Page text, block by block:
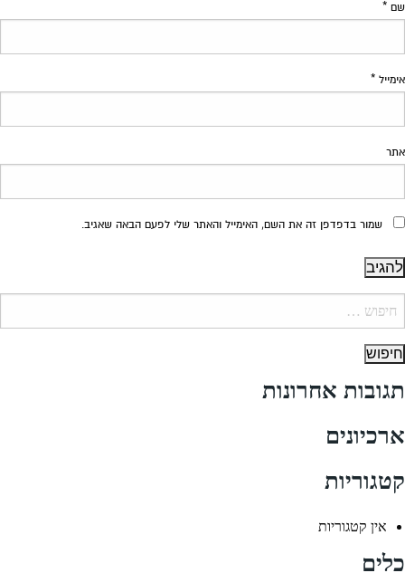
שם *
אימייל *
אתר
שמור בדפדפן זה את השם, האימייל והאתר שלי לפעם הבאה שאגיב.
תגובות אחרונות
ארכיונים
קטגוריות
אין קטגוריות
כלים